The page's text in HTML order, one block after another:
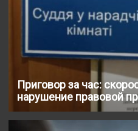
Приговор за час:
нарушение правовой